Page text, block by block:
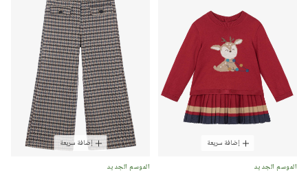
إضافة سريعة
الموسم الجديد
إضافة سريعة
الموسم الجديد